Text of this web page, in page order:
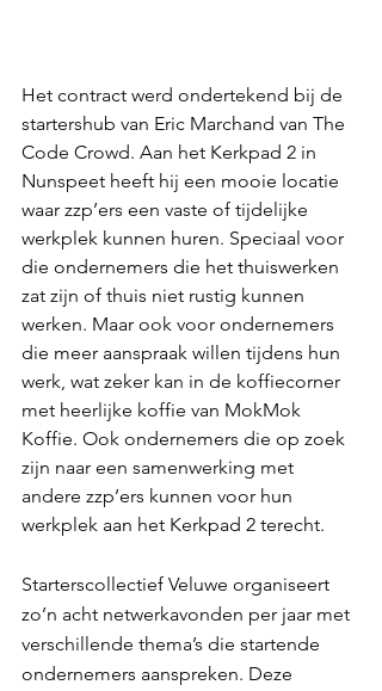
Het contract werd ondertekend bij de
startershub van Eric Marchand van The
Code Crowd. Aan het Kerkpad 2 in
Nunspeet heeft hij een mooie locatie
waar zzp’ers een vaste of tijdelijke
werkplek kunnen huren. Speciaal voor
die ondernemers die het thuiswerken
zat zijn of thuis niet rustig kunnen
werken. Maar ook voor ondernemers
die meer aanspraak willen tijdens hun
werk, wat zeker kan in de koffiecorner
met heerlijke koffie van MokMok
Koffie. Ook ondernemers die op zoek
zijn naar een samenwerking met
andere zzp’ers kunnen voor hun
werkplek aan het Kerkpad 2 terecht.
Starterscollectief Veluwe organiseert
zo’n acht netwerkavonden per jaar met
verschillende thema’s die startende
ondernemers aanspreken. Deze